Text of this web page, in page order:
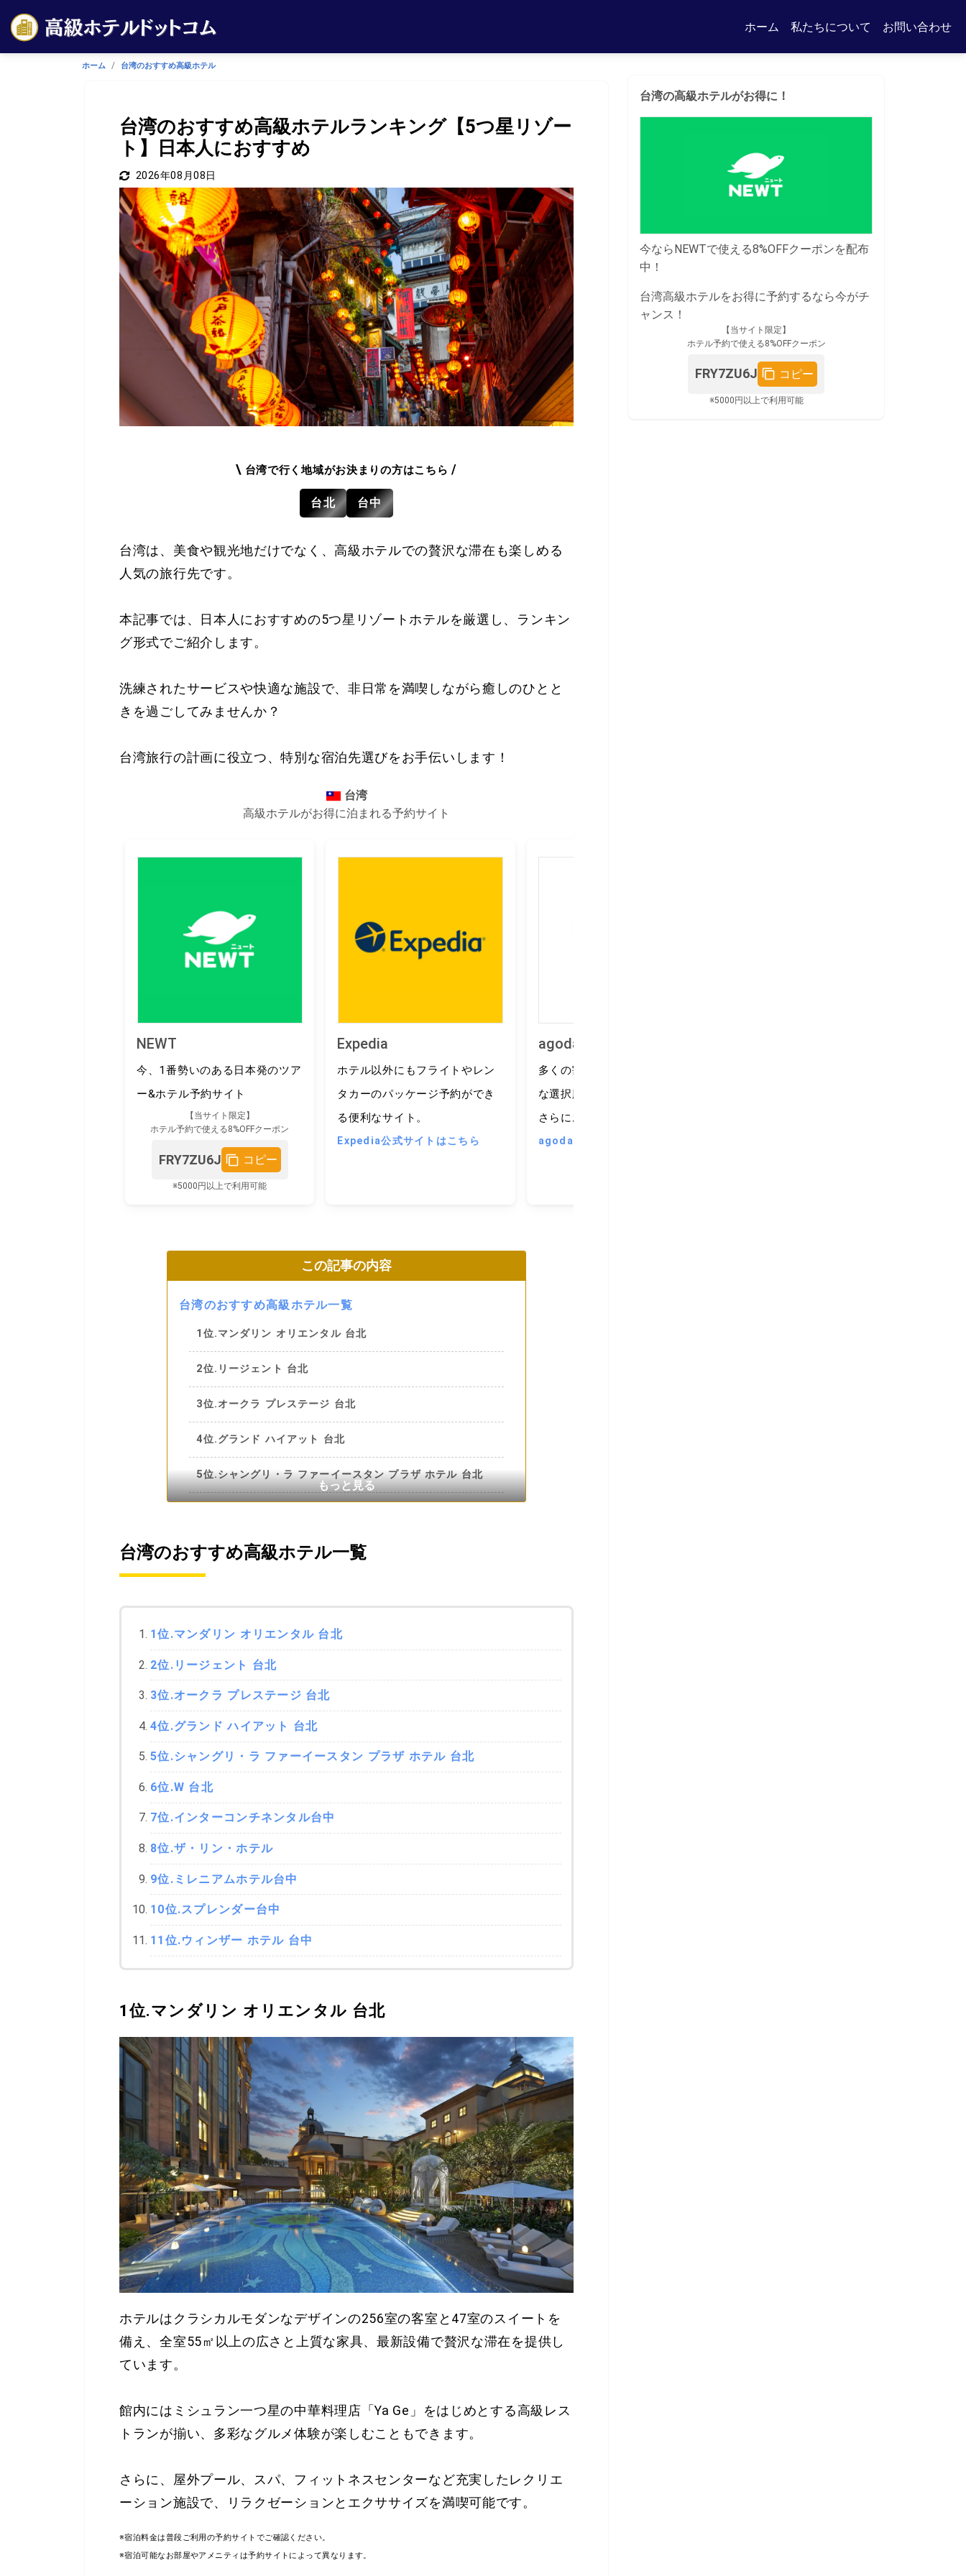
ホーム 私たちについて お問い合わせ
ホーム 台湾のおすすめ高級ホテル
台湾のおすすめ高級ホテルランキング【5つ星リゾー
ト】日本人におすすめ
2026年08月08日
\ 台湾で行く地域がお決まりの方はこちら /
台北 台中
台湾は、美食や観光地だけでなく、高級ホテルでの贅沢な滞在も楽しめる
人気の旅行先です。
本記事では、日本人におすすめの5つ星リゾートホテルを厳選し、ランキン
グ形式でご紹介します。
洗練されたサービスや快適な施設で、非日常を満喫しながら癒しのひとと
きを過ごしてみませんか？
台湾旅行の計画に役立つ、特別な宿泊先選びをお手伝いします！
台湾
高級ホテルがお得に泊まれる予約サイト
NEWT
今、1番勢いのある日本発のツア
ー&ホテル予約サイト
【当サイト限定】
ホテル予約で使える8%OFFクーポン
FRY7ZU6J コピー
※5000円以上で利用可能
Expedia
ホテル以外にもフライトやレン
タカーのパッケージ予約ができ
る便利なサイト。
Expedia公式サイトはこちら
agoda
多くの割引キャンペーンと豊富
な選択肢が魅力。会員になると
さらにお得な料金を利用可能。
agoda公式サイトはこちら
この記事の内容
台湾のおすすめ高級ホテル一覧
1位.マンダリン オリエンタル 台北
2位.リージェント 台北
3位.オークラ プレステージ 台北
4位.グランド ハイアット 台北
5位.シャングリ・ラ ファーイースタン プラザ ホテル 台北
7位.インターコンチネンタル台中
8位.ザ・リン・ホテル
10位.スプレンダー台中
台湾の高級ホテル密集地域
台北
台中
台湾の高級ホテルに使えるクーポン
台湾の高級ホテルまとめ
台湾のおすすめ高級ホテル一覧
1位.マンダリン オリエンタル 台北
2位.リージェント 台北
3位.オークラ プレステージ 台北
4位.グランド ハイアット 台北
5位.シャングリ・ラ ファーイースタン プラザ ホテル 台北
6位.W 台北
7位.インターコンチネンタル台中
8位.ザ・リン・ホテル
9位.ミレニアムホテル台中
10位.スプレンダー台中
11位.ウィンザー ホテル 台中
1位.マンダリン オリエンタル 台北
ホテルはクラシカルモダンなデザインの256室の客室と47室のスイートを
備え、全室55㎡以上の広さと上質な家具、最新設備で贅沢な滞在を提供し
ています。
館内にはミシュラン一つ星の中華料理店「Ya Ge」をはじめとする高級レス
トランが揃い、多彩なグルメ体験が楽しむこともできます。
さらに、屋外プール、スパ、フィットネスセンターなど充実したレクリエ
ーション施設で、リラクゼーションとエクササイズを満喫可能です。
※宿泊料金は普段ご利用の予約サイトでご確認ください。
※宿泊可能なお部屋やアメニティは予約サイトによって異なります。
台湾の高級ホテルがお得に！
今ならNEWTで使える8%OFFクーポンを配布
中！
台湾高級ホテルをお得に予約するなら今がチ
ャンス！
【当サイト限定】
ホテル予約で使える8%OFFクーポン
FRY7ZU6J コピー
※5000円以上で利用可能